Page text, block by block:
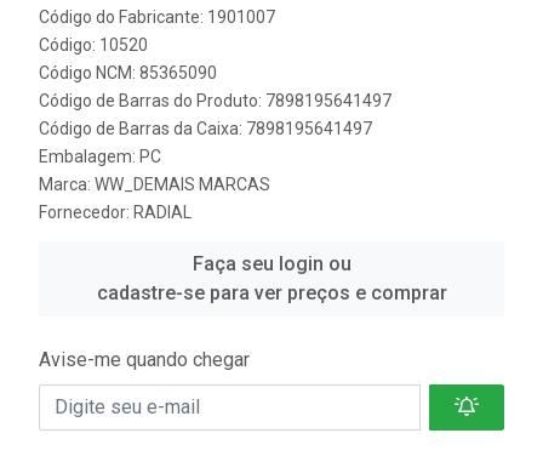
Código do Fabricante: 1901007
Código: 10520
Código NCM: 85365090
Código de Barras do Produto: 7898195641497
Código de Barras da Caixa: 7898195641497
Embalagem: PC
Marca: WW_DEMAIS MARCAS
Fornecedor: RADIAL
Faça seu login ou
cadastre-se para ver preços e comprar
Avise-me quando chegar